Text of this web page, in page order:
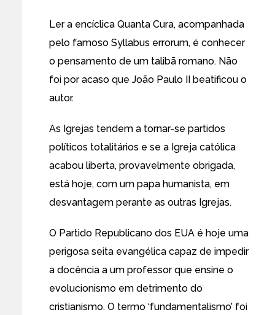
Ler a encíclica Quanta Cura, acompanhada
pelo famoso Syllabus errorum, é conhecer
o pensamento de um talibã romano. Não
foi por acaso que João Paulo II beatificou o
autor.
As Igrejas tendem a tornar-se partidos
políticos totalitários e se a Igreja católica
acabou liberta, provavelmente obrigada,
está hoje, com um papa humanista, em
desvantagem perante as outras Igrejas.
O Partido Republicano dos EUA é hoje uma
perigosa seita evangélica capaz de impedir
a docência a um professor que ensine o
evolucionismo em detrimento do
cristianismo. O termo ‘fundamentalismo’ foi